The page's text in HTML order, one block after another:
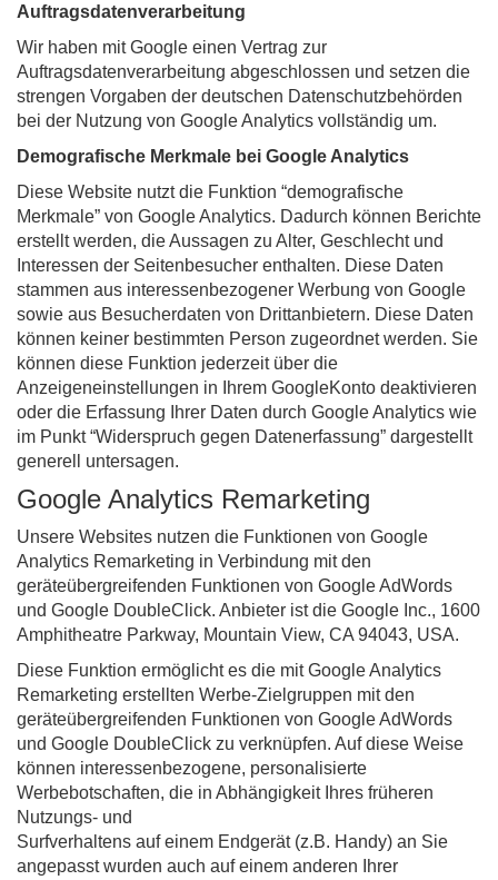
Auftragsdatenverarbeitung
Wir haben mit Google einen Vertrag zur
Auftragsdatenverarbeitung abgeschlossen und setzen die
strengen Vorgaben der deutschen Datenschutzbehörden
bei der Nutzung von Google Analytics vollständig um.
Demografische Merkmale bei Google Analytics
Diese Website nutzt die Funktion “demografische
Merkmale” von Google Analytics. Dadurch können Berichte
erstellt werden, die Aussagen zu Alter, Geschlecht und
Interessen der Seitenbesucher enthalten. Diese Daten
stammen aus interessenbezogener Werbung von Google
sowie aus Besucherdaten von Drittanbietern. Diese Daten
können keiner bestimmten Person zugeordnet werden. Sie
können diese Funktion jederzeit über die
Anzeigeneinstellungen in Ihrem GoogleKonto deaktivieren
oder die Erfassung Ihrer Daten durch Google Analytics wie
im Punkt “Widerspruch gegen Datenerfassung” dargestellt
generell untersagen.
Google Analytics Remarketing
Unsere Websites nutzen die Funktionen von Google
Analytics Remarketing in Verbindung mit den
geräteübergreifenden Funktionen von Google AdWords
und Google DoubleClick. Anbieter ist die Google Inc., 1600
Amphitheatre Parkway, Mountain View, CA 94043, USA.
Diese Funktion ermöglicht es die mit Google Analytics
Remarketing erstellten Werbe-Zielgruppen mit den
geräteübergreifenden Funktionen von Google AdWords
und Google DoubleClick zu verknüpfen. Auf diese Weise
können interessenbezogene, personalisierte
Werbebotschaften, die in Abhängigkeit Ihres früheren
Nutzungs- und
Surfverhaltens auf einem Endgerät (z.B. Handy) an Sie
angepasst wurden auch auf einem anderen Ihrer